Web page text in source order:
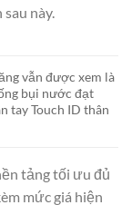
này.
vẫn được xem là
bụi nước đạt
tay Touch ID thân
tảng tối ưu đủ
mức giá hiện